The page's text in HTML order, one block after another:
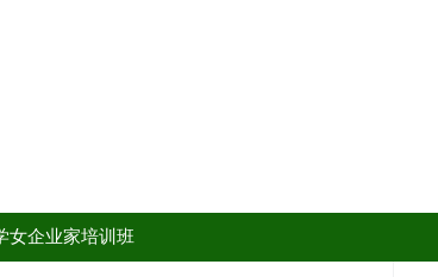
女企业家培训班